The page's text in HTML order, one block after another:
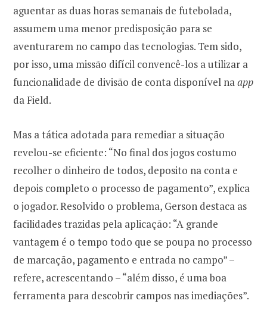
aguentar as duas horas semanais de futebolada,
assumem uma menor predisposição para se
aventurarem no campo das tecnologias. Tem sido,
por isso, uma missão difícil convencê-los a utilizar a
funcionalidade de divisão de conta disponível naapp
da Field.
Mas a tática adotada para remediar a situação
revelou-se eficiente: “No final dos jogos costumo
recolher o dinheiro de todos, deposito na conta e
depois completo o processo de pagamento”, explica
o jogador. Resolvido o problema, Gerson destaca as
facilidades trazidas pela aplicação: “A grande
vantagem é o tempo todo que se poupa no processo
de marcação, pagamento e entrada no campo” –
refere, acrescentando – “além disso, é uma boa
ferramenta para descobrir campos nas imediações”.